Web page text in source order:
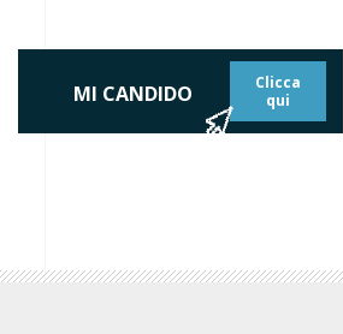
MI CANDIDO
Clicca
qui